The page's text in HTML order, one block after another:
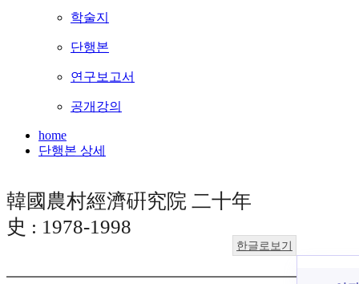
학술지
단행본
연구보고서
공개강의
home
단행본 상세
韓國農村經濟硏究院 二十年
史 : 1978-1998
한글로보기